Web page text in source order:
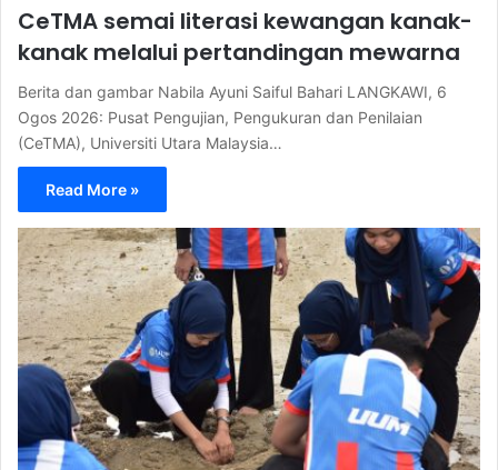
CeTMA semai literasi kewangan kanak-
kanak melalui pertandingan mewarna
Berita dan gambar Nabila Ayuni Saiful Bahari LANGKAWI, 6
Ogos 2026: Pusat Pengujian, Pengukuran dan Penilaian
(CeTMA), Universiti Utara Malaysia…
Read More »